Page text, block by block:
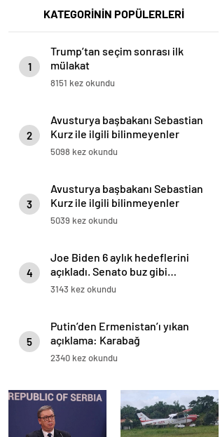
KATEGORİNİN POPÜLERLERİ
1
Trump’tan seçim sonrası ilk
mülakat
8151 kez okundu
2
Avusturya başbakanı Sebastian
Kurz ile ilgili bilinmeyenler
5098 kez okundu
3
Avusturya başbakanı Sebastian
Kurz ile ilgili bilinmeyenler
5039 kez okundu
4
Joe Biden 6 aylık hedeflerini
açıkladı. Senato buz gibi…
3143 kez okundu
5
Putin’den Ermenistan’ı yıkan
açıklama: Karabağ
Azerbaycan’ın ayrılmaz bir
2340 kez okundu